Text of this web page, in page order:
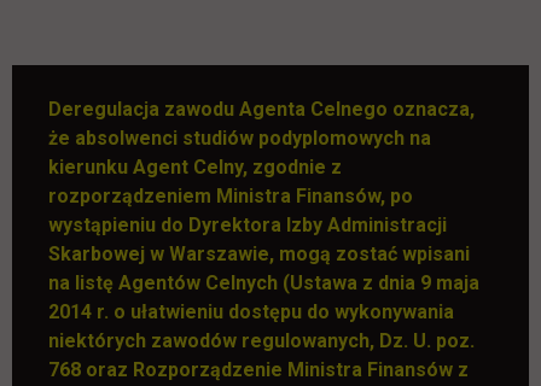
Deregulacja zawodu Agenta Celnego oznacza,
że absolwenci studiów podyplomowych na
kierunku Agent Celny, zgodnie z
rozporządzeniem Ministra Finansów, po
wystąpieniu do Dyrektora Izby Administracji
Skarbowej w Warszawie, mogą zostać wpisani
na listę Agentów Celnych (Ustawa z dnia 9 maja
2014 r. o ułatwieniu dostępu do wykonywania
niektórych zawodów regulowanych, Dz. U. poz.
768 oraz Rozporządzenie Ministra Finansów z